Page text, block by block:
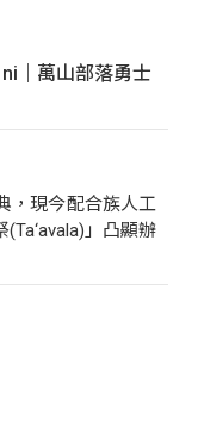
ni｜萬山部落勇士
，現今配合族人工
」凸顯辦